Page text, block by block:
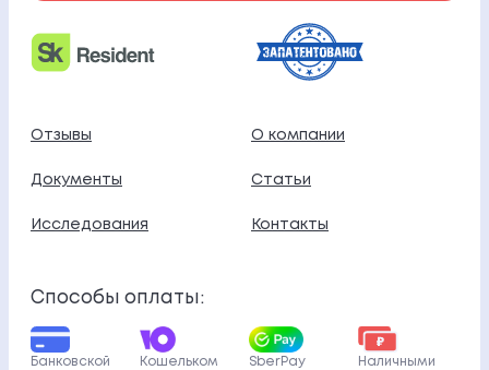
Отзывы О компании
Документы Статьи
Исследования Контакты
Способы оплаты:
Банковской Кошельком SberPay Наличными